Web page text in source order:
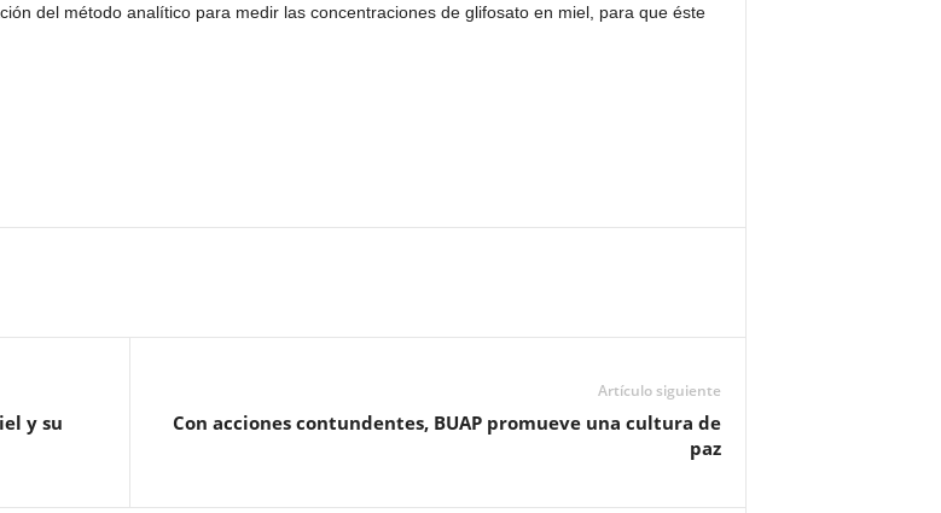
del método analítico para medir las concentraciones de glifosato en miel, para que éste
y su
Artículo siguiente
Con acciones contundentes, BUAP promueve una cultura de
paz